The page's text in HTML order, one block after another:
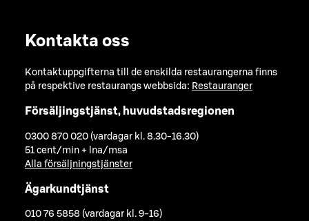
Kontakta oss
Kontaktuppgifterna till de enskilda restaurangerna finns
på respektive restaurangs webbsida: Restauranger
Försäljingstjänst, huvudstadsregionen
0300 870 020 (vardagar kl. 8.30-16.30)
51 cent/min + lna/msa
Alla försäljningstjänster
Ägarkundtjänst
010 76 5858 (vardagar kl. 9-16)